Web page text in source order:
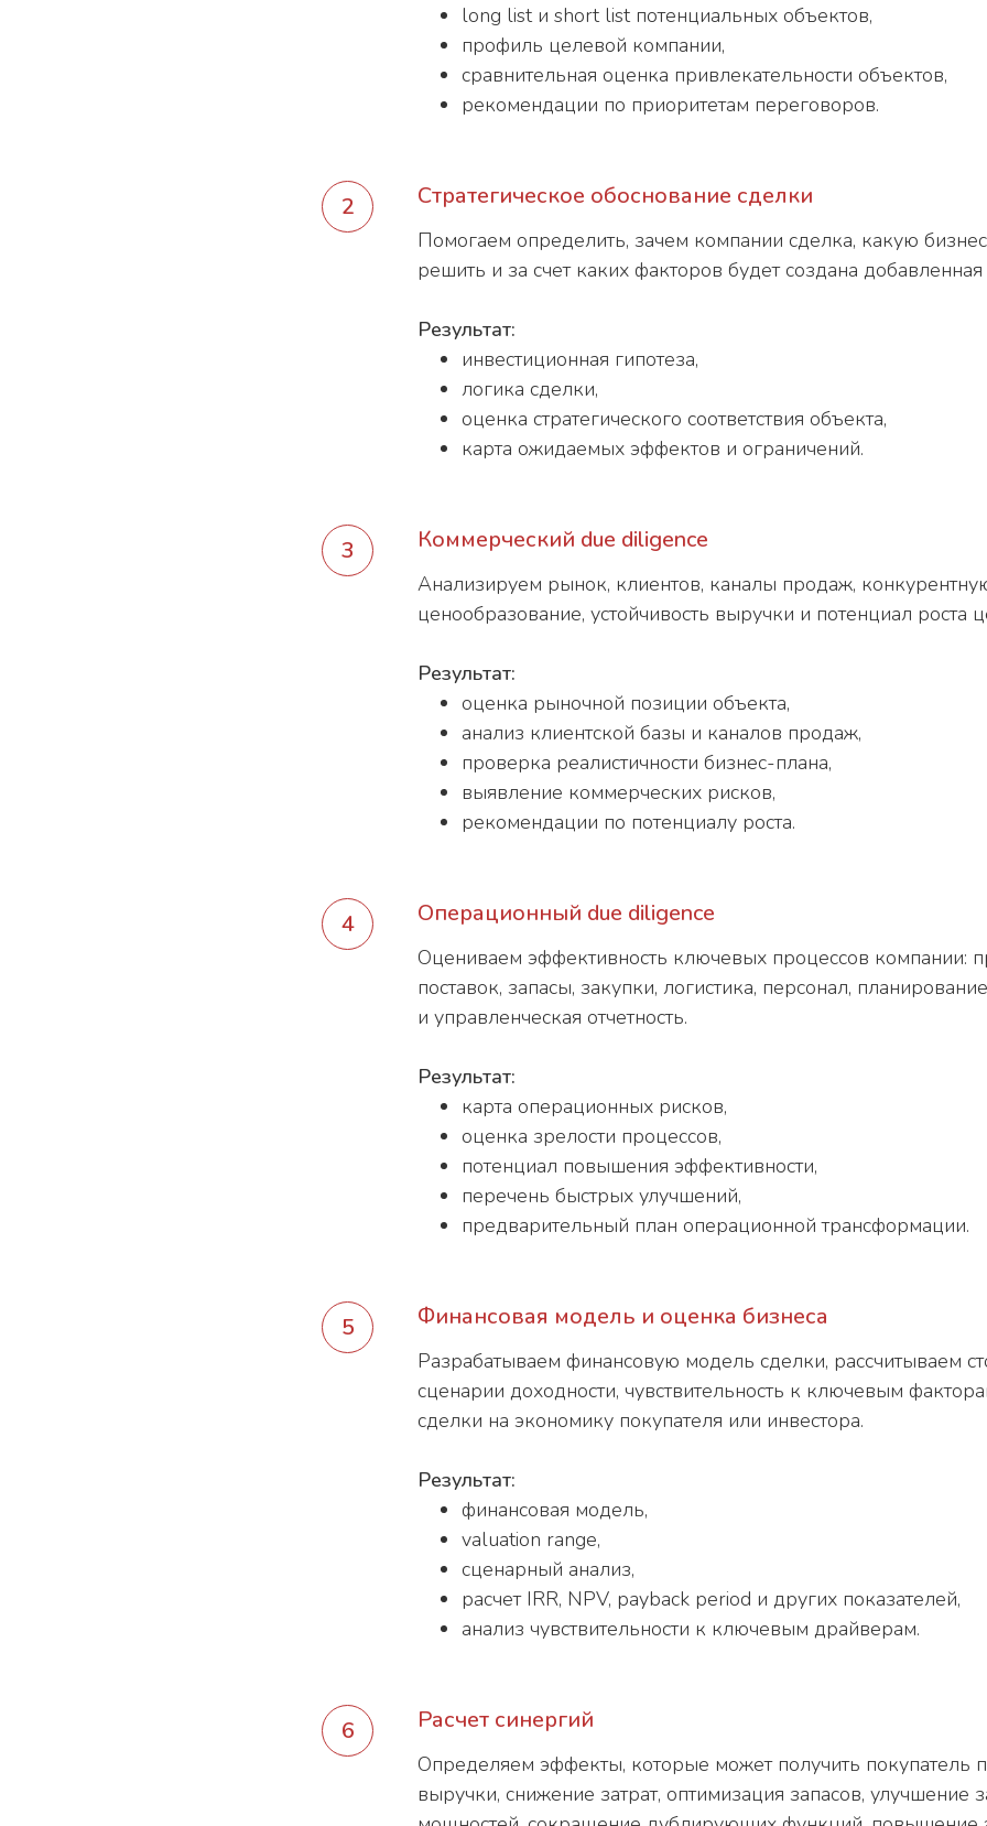
long list и short list потенциальных объектов,
профиль целевой компании,
сравнительная оценка привлекательности объектов,
рекомендации по приоритетам переговоров.
Стратегическое обоснование сделки
Помогаем определить, зачем компании сделка, какую
решить и за счет каких факторов будет создана добавленная
Результат:
инвестиционная гипотеза,
логика сделки,
оценка стратегического соответствия объекта,
карта ожидаемых эффектов и ограничений.
Коммерческий due diligence
Анализируем рынок, клиентов, каналы продаж,
ценообразование, устойчивость выручки и потенциал роста
Результат:
оценка рыночной позиции объекта,
анализ клиентской базы и каналов продаж,
проверка реалистичности бизнес-плана,
выявление коммерческих рисков,
рекомендации по потенциалу роста.
Операционный due diligence
Оцениваем эффективность ключевых процессов компании:
поставок, запасы, закупки, логистика, персонал,
и управленческая отчетность.
Результат:
карта операционных рисков,
оценка зрелости процессов,
потенциал повышения эффективности,
перечень быстрых улучшений,
предварительный план операционной трансформации.
Финансовая модель и оценка бизнеса
Разрабатываем финансовую модель сделки, рассчитываем
сценарии доходности, чувствительность к ключевым
сделки на экономику покупателя или инвестора.
Результат:
финансовая модель,
valuation range,
сценарный анализ,
расчет IRR, NPV, payback period и других показателей,
анализ чувствительности к ключевым драйверам.
Расчет синергий
Определяем эффекты, которые может получить покупатель
выручки, снижение затрат, оптимизация запасов, улучшение